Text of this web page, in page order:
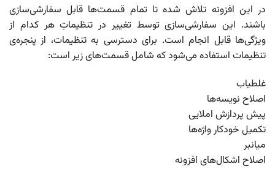
در این افزونه تلاش شده تا تمام قسمت‌ها قابل سفارشی‌سازی
باشند. این سفارشی‌‌سازی توسط تغییر در تنظیماتِ هر کدام از
ویژگی‌ها قابل انجام است. برای دسترسی به تنظیمات، از پنجره‌ی
تنظیمات استفاده می‌شود که شامل قسمت‌های زیر است:
غلط‍یاب
اصلاح نویسه‌ها
پیش پردازش املایی
تکمیل خودکار واژه‌ها
میانبر
اصلاح اشکال‌های افزونه